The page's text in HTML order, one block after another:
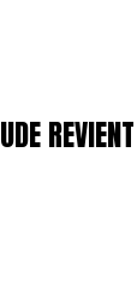
REVIENT